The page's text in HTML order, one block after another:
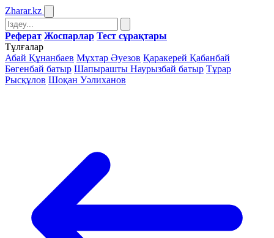
Zharar.kz
Реферат Жоспарлар Тест сұрақтары
Тұлғалар
Абай Құнанбаев Мұхтар Әуезов Қаракерей Қабанбай
Бөгенбай батыр Шапырашты Наурызбай батыр Тұрар
Рысқұлов Шоқан Уәлиханов